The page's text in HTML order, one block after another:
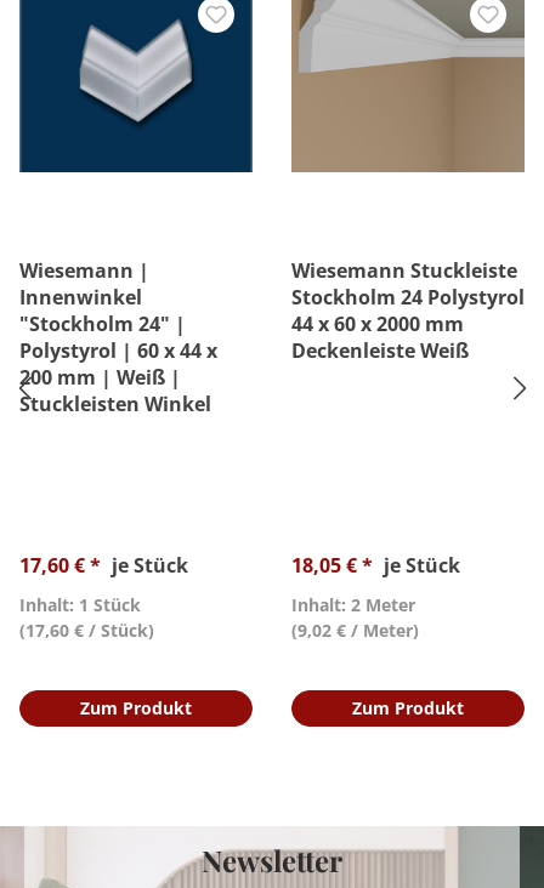
Wiesemann |
Innenwinkel
"Stockholm 24" |
Polystyrol | 60 x 44 x
200 mm | Weiß |
Stuckleisten Winkel
17,60 € * je Stück
Inhalt: 1 Stück
(17,60 € / Stück)
Zum Produkt
Wiesemann Stuckleiste
Stockholm 24 Polystyrol
44 x 60 x 2000 mm
Deckenleiste Weiß
18,05 € * je Stück
Inhalt: 2 Meter
(9,02 € / Meter)
Zum Produkt
Newsletter